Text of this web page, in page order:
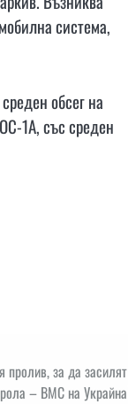
система,
обсег на
1A, със среден
пролив, за да засилят
– ВМС на Украйна